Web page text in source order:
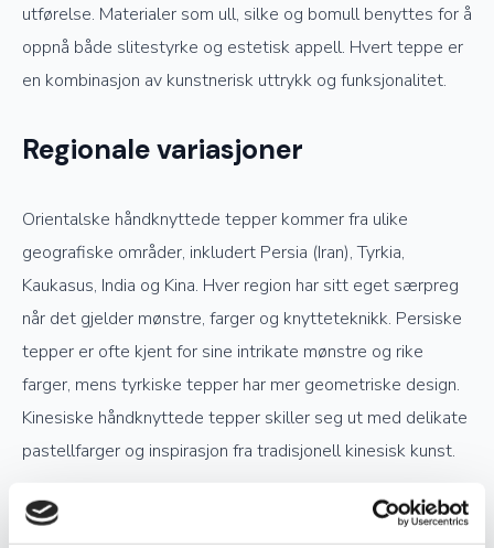
utførelse. Materialer som ull, silke og bomull benyttes for å
oppnå både slitestyrke og estetisk appell. Hvert teppe er
en kombinasjon av kunstnerisk uttrykk og funksjonalitet.
Regionale variasjoner
Orientalske håndknyttede tepper kommer fra ulike
geografiske områder, inkludert Persia (Iran), Tyrkia,
Kaukasus, India og Kina. Hver region har sitt eget særpreg
når det gjelder mønstre, farger og knytteteknikk. Persiske
tepper er ofte kjent for sine intrikate mønstre og rike
farger, mens tyrkiske tepper har mer geometriske design.
Kinesiske håndknyttede tepper skiller seg ut med delikate
pastellfarger og inspirasjon fra tradisjonell kinesisk kunst.
Verdsettelse og investering